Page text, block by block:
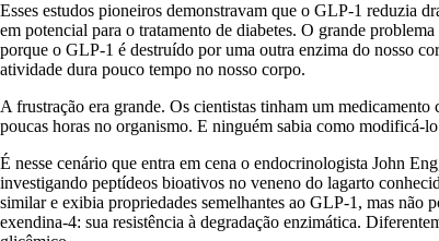
Esses estudos pioneiros demonstravam que o GLP-1 reduzia
em potencial para o tratamento de diabetes. O grande
porque o GLP-1 é destruído por uma outra enzima do nosso
atividade dura pouco tempo no nosso corpo.
A frustração era grande. Os cientistas tinham um
poucas horas no organismo. E ninguém sabia como modificá-
É nesse cenário que entra em cena o endocrinologista John
investigando peptídeos bioativos no veneno do lagarto
similar e exibia propriedades semelhantes ao GLP-1, mas não
exendina-4: sua resistência à degradação enzimática.